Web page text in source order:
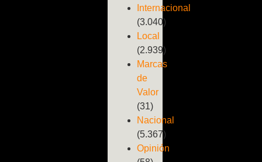
Internacional
(3.040)
Local
(2.939)
Marcas
de
Valor
(31)
Nacional
(5.367)
Opinión